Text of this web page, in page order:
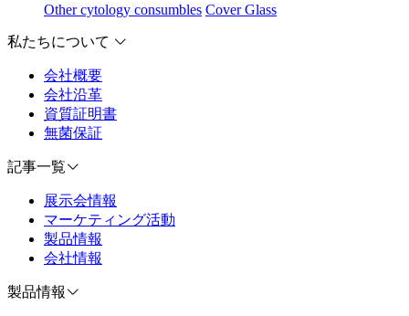
Other cytology consumbles Cover Glass
私たちについて
会社概要
会社沿革
資質証明書
無菌保証
記事一覧
展示会情報
マーケティング活動
製品情報
会社情報
製品情報